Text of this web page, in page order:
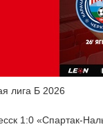
лига Б 2026
1:0 «Спартак-